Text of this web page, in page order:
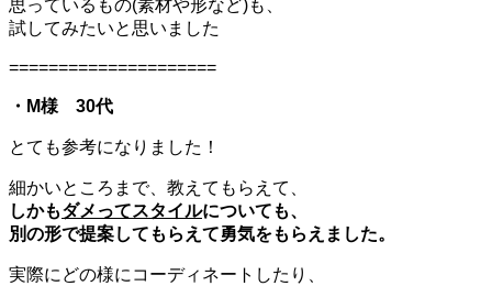
思っているもの(素材や形など)も、
試してみたいと思いました
=====================
・M様 30代
とても参考になりました！
細かいところまで、教えてもらえて、
しかもダメってスタイルについても、
別の形で提案してもらえて勇気をもらえました。
実際にどの様にコーディネートしたり、